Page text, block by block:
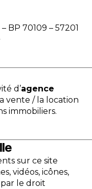
BP 70109 – 57201
d’agence
vente / la location
immobiliers.
sur ce site
vidéos, icônes,
le droit